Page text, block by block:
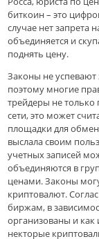
биткоин – это
случае нет запрета
объединяется и
поднять цену.
Законы не успевают
поэтому многие
трейдеры не только
сети, это может
площадки для
выслала своим
учетных записей
объединяются в
ценами. Законы
криптовалют.
биржам, в
организованы и как
некторые